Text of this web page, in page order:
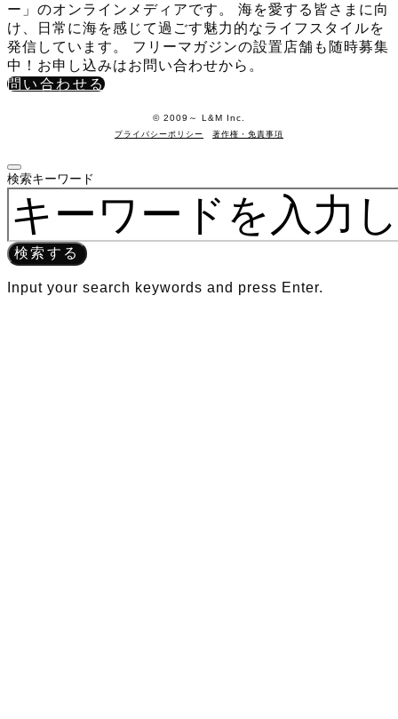
ー」のオンラインメディアです。 海を愛する皆さまに向
け、日常に海を感じて過ごす魅力的なライフスタイルを
発信しています。 フリーマガジンの設置店舗も随時募集
中！お申し込みはお問い合わせから。
問い合わせる
©️ 2009～ L&M Inc.
プライバシーポリシー 著作権・免責事項
検索キーワード
検索する
Input your search keywords and press Enter.